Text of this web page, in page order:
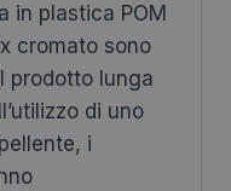
in plastica POM
cromato sono
prodotto lunga
di uno
i